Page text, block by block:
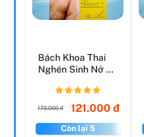
Bách Khoa Thai
Nghén Sinh Nở Và
(2022)
170.000 đ 121.000 đ
Còn lại 5